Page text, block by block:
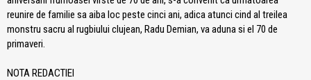
reunire de familie sa aiba loc peste cinci ani, adica atunci cind al treilea
monstru sacru al rugbiului clujean, Radu Demian, va aduna si el 70 de
primaveri.
NOTA REDACTIEI